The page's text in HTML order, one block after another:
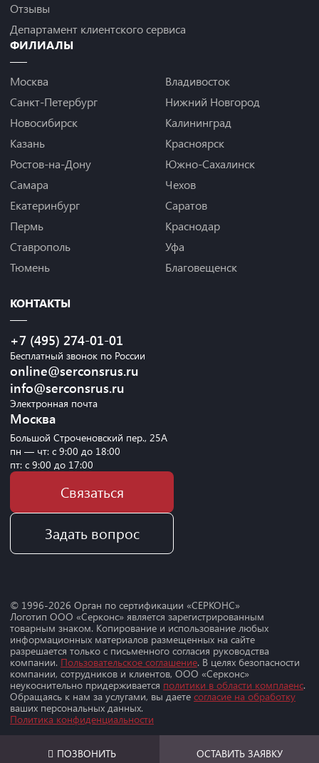
Отзывы
Департамент клиентского сервиса
ФИЛИАЛЫ
Москва
Санкт-Петербург
Новосибирск
Казань
Ростов-на-Дону
Самара
Екатеринбург
Пермь
Ставрополь
Тюмень
Владивосток
Нижний Новгород
Калининград
Красноярск
Южно-Сахалинск
Чехов
Саратов
Краснодар
Уфа
Благовещенск
КОНТАКТЫ
+7 (495) 274-01-01
Бесплатный звонок по России
online@serconsrus.ru
info@serconsrus.ru
Электронная почта
Москва
Большой Строченовский пер., 25А
пн — чт: с 9:00 до 18:00
пт: с 9:00 до 17:00
Связаться
Задать вопрос
© 1996-2026 Орган по сертификации «СЕРКОНС»
Логотип ООО «Серконс» является зарегистрированным
товарным знаком. Копирование и использование любых
информационных материалов размещенных на сайте
разрешается только с письменного согласия руководства
компании. Пользовательское соглашение. В целях безопасности
компании, сотрудников и клиентов, ООО «Серконс»
неукоснительно придерживается политики в области комплаенс.
Обращаясь к нам за услугами, вы даете согласие на обработку
ваших персональных данных.
Политика конфиденциальности
ПОЗВОНИТЬ ОСТАВИТЬ ЗАЯВКУ